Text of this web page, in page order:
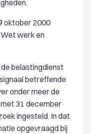
oktober 2000
werk en
de belastingdienst
betreffende
onder meer de
31 december
ingesteld. In dat
opgevraagd bij